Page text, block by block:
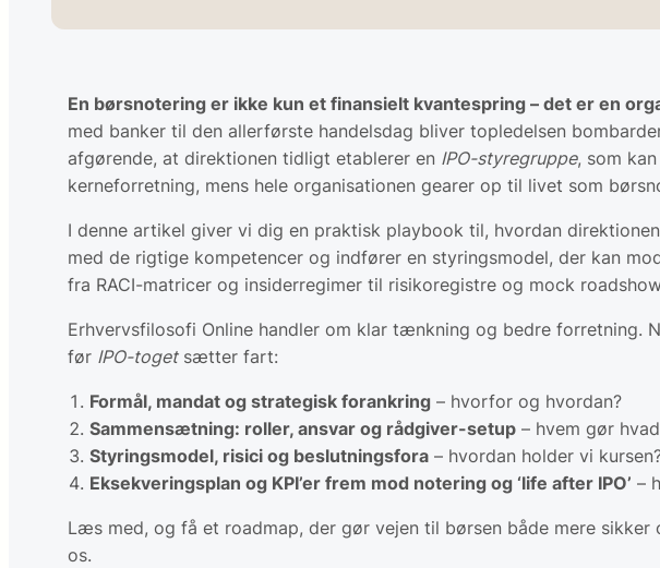
En børsnotering er ikke kun et finansielt kvantespring – det er en
med banker til den allerførste handelsdag bliver topledelsen
afgørende, at direktionen tidligt etablerer en IPO-styregruppe, som
kerneforretning, mens hele organisationen gearer op til livet som
I denne artikel giver vi dig en praktisk playbook til, hvordan
med de rigtige kompetencer og indfører en styringsmodel, der kan
fra RACI-matricer og insiderregimer til risikoregistre og mock
Erhvervsfilosofi Online handler om klar tænkning og bedre forretning.
før IPO-togetsætter fart:
Formål, mandat og strategisk forankring – hvorfor og hvordan?
Sammensætning: roller, ansvar og rådgiver-setup – hvem gør
Styringsmodel, risici og beslutningsfora – hvordan holder vi
Eksekveringsplan og KPI’er frem mod notering og ‘life after IPO’ –
Læs med, og få et roadmap, der gør vejen til børsen både mere
os.